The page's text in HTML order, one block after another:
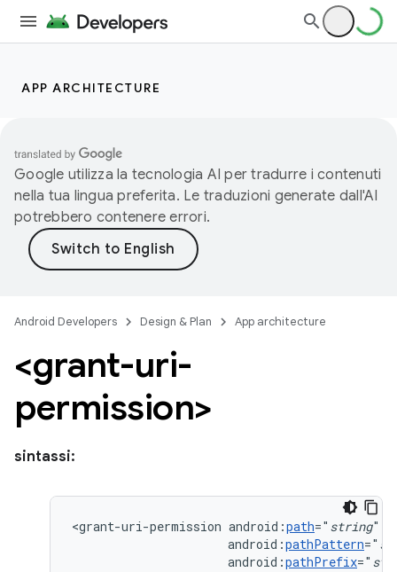
APP ARCHITECTURE
Google utilizza la tecnologia AI per tradurre i contenuti
nella tua lingua preferita. Le traduzioni generate dall'AI
potrebbero contenere errori.
Android Developers Design & Plan App architecture
<grant-uri-
permission>
sintassi:
<grant-uri-permission android:path=" string
android:pathPattern="
android:pathPrefix="